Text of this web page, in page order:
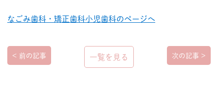
なごみ歯科・矯正歯科小児歯科のページへ
< 前の記事 一覧を見る 次の記事 >